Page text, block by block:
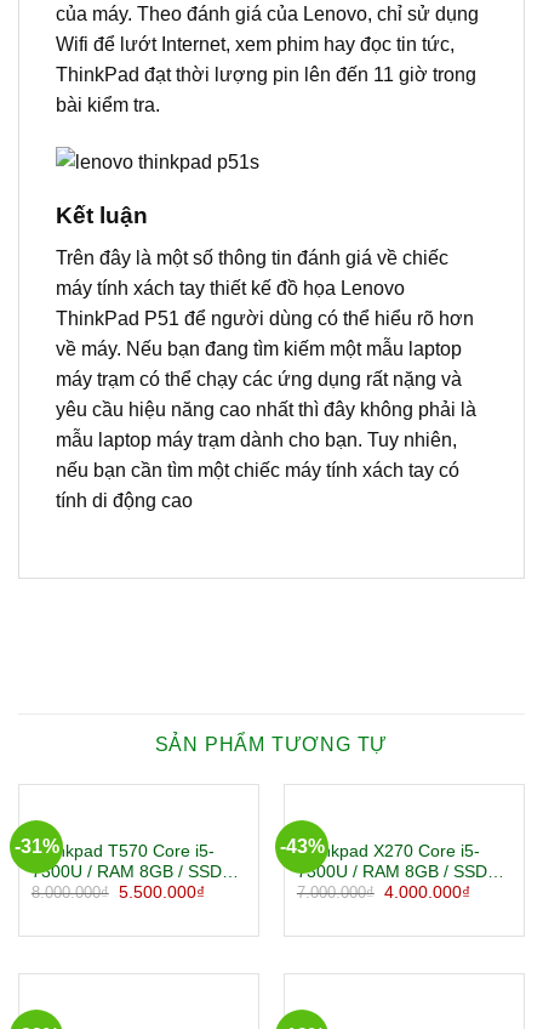
của máy. Theo đánh giá của Lenovo, chỉ sử dụng
Wifi để lướt Internet, xem phim hay đọc tin tức,
ThinkPad đạt thời lượng pin lên đến 11 giờ trong
bài kiểm tra.
Kết luận
Trên đây là một số thông tin đánh giá về chiếc
máy tính xách tay thiết kế đồ họa Lenovo
ThinkPad P51 để người dùng có thể hiểu rõ hơn
về máy. Nếu bạn đang tìm kiếm một mẫu laptop
máy trạm có thể chạy các ứng dụng rất nặng và
yêu cầu hiệu năng cao nhất thì đây không phải là
mẫu laptop máy trạm dành cho bạn. Tuy nhiên,
nếu bạn cần tìm một chiếc máy tính xách tay có
tính di động cao
SẢN PHẨM TƯƠNG TỰ
-31%
Thinkpad T570 Core i5-
7300U / RAM 8GB / SSD
256GB / Màn 15.6 inch
8.000.000₫ 5.500.000₫
-43%
Thinkpad X270 Core i5-
7300U / RAM 8GB / SSD
256GB / Màn 12.5 inch HD
7.000.000₫ 4.000.000₫